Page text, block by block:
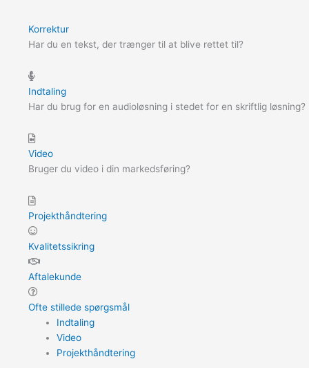
Korrektur
Har du en tekst, der trænger til at blive rettet til?
Indtaling
Har du brug for en audioløsning i stedet for en skriftlig løsning?
Video
Bruger du video i din markedsføring?
Projekthåndtering
Kvalitetssikring
Aftalekunde
Ofte stillede spørgsmål
Indtaling
Video
Projekthåndtering